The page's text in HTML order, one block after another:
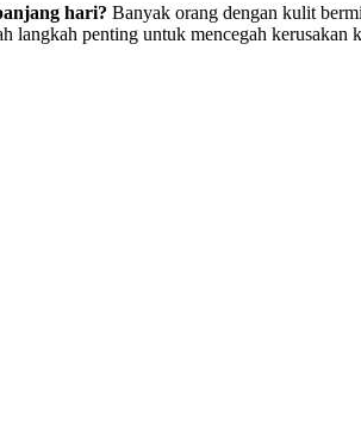
hari? Banyak orang dengan kulit
penting untuk mencegah kerusakan